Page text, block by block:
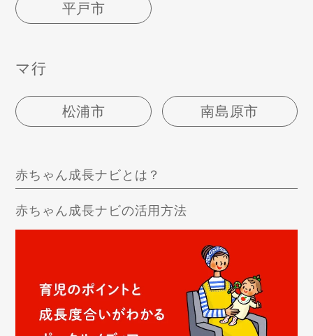
平戸市
マ行
松浦市 南島原市
赤ちゃん成長ナビとは？
赤ちゃん成長ナビの活用方法